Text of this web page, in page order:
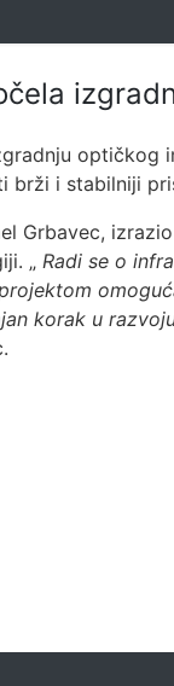
optičkog
brži i stabilniji
Grbavec,
„ Radi se o
korak u